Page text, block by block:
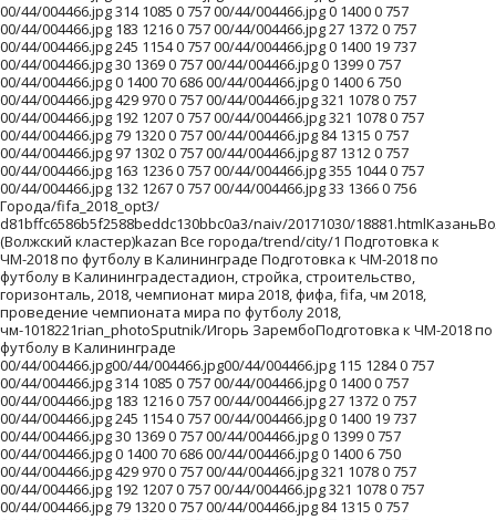
0 757 00/44/004466.jpg 0 1400 0 757
00/44/004466.jpg 183 1216 0 757 00/44/004466.jpg 27 1372 0 757
00/44/004466.jpg 245 1154 0 757 00/44/004466.jpg 0 1400 19 737
00/44/004466.jpg 30 1369 0 757 00/44/004466.jpg 0 1399 0 757
00/44/004466.jpg 0 1400 70 686 00/44/004466.jpg 0 1400 6 750
00/44/004466.jpg 429 970 0 757 00/44/004466.jpg 321 1078 0 757
00/44/004466.jpg 192 1207 0 757 00/44/004466.jpg 321 1078 0 757
00/44/004466.jpg 79 1320 0 757 00/44/004466.jpg 84 1315 0 757
00/44/004466.jpg 97 1302 0 757 00/44/004466.jpg 87 1312 0 757
00/44/004466.jpg 163 1236 0 757 00/44/004466.jpg 355 1044 0 757
00/44/004466.jpg 132 1267 0 757 00/44/004466.jpg 33 1366 0 756
Города/fifa_2018_opt3/
d81bffc6586b5f2588beddc130bbc0a3/naiv/20171030/
(Волжский кластер)kazan Все города/trend/city/1 Подготовка к
ЧМ-2018 по футболу в Калининграде Подготовка к ЧМ-2018 по
футболу в Калининградестадион, стройка, строительство,
горизонталь, 2018, чемпионат мира 2018, фифа, fifa, чм 2018,
проведение чемпионата мира по футболу 2018,
чм-1018221rian_photoSputnik/Игорь ЗарембоПодготовка к ЧМ-2018 по
футболу в Калининграде
00/44/004466.jpg00/44/004466.jpg00/44/004466.jpg 115 1284 0 757
00/44/004466.jpg 314 1085 0 757 00/44/004466.jpg 0 1400 0 757
00/44/004466.jpg 183 1216 0 757 00/44/004466.jpg 27 1372 0 757
00/44/004466.jpg 245 1154 0 757 00/44/004466.jpg 0 1400 19 737
00/44/004466.jpg 30 1369 0 757 00/44/004466.jpg 0 1399 0 757
00/44/004466.jpg 0 1400 70 686 00/44/004466.jpg 0 1400 6 750
00/44/004466.jpg 429 970 0 757 00/44/004466.jpg 321 1078 0 757
00/44/004466.jpg 192 1207 0 757 00/44/004466.jpg 321 1078 0 757
00/44/004466.jpg 79 1320 0 757 00/44/004466.jpg 84 1315 0 757